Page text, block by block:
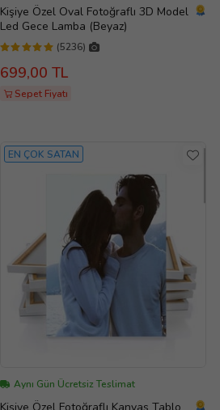
Kişiye Özel Oval Fotoğraflı 3D Model
Led Gece Lamba (Beyaz)
(5236)
699,00 TL
Sepet Fiyatı
EN ÇOK SATAN
Aynı Gün Ücretsiz Teslimat